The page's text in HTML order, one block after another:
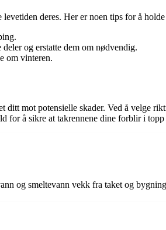
deres. Her er noen tips for å
og erstatte dem om nødvendig.
om vinteren.
ditt mot potensielle skader. Ved å velge
for å sikre at takrennene dine forblir i topp
og smeltevann vekk fra taket og